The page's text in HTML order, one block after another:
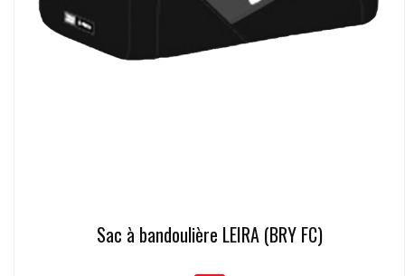
Sac à bandoulière LEIRA (BRY FC)